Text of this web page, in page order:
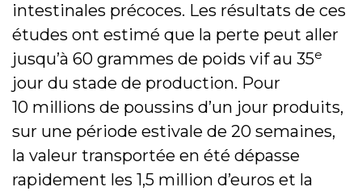
intestinales précoces. Les résultats de ces
études ont estimé que la perte peut aller
jusqu’à 60 grammes de poids vif au 35e
jour du stade de production. Pour
10 millions de poussins d’un jour produits,
sur une période estivale de 20 semaines,
la valeur transportée en été dépasse
rapidement les 1,5 million d’euros et la